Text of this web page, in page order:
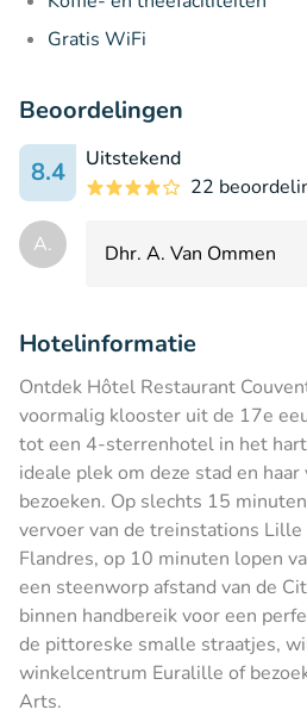
Gratis WiFi
Beoordelingen
8.4
Uitstekend
22
A. Dhr. A. Van Ommen
Hotelinformatie
Ontdek Hôtel Restaurant
voormalig klooster uit de 17e
tot een 4-sterrenhotel in het
ideale plek om deze stad en
bezoeken. Op slechts 15
vervoer van de treinstations
Flandres, op 10 minuten lopen
een steenworp afstand van de
binnen handbereik voor een
de pittoreske smalle straatjes,
winkelcentrum Euralille of
Arts.